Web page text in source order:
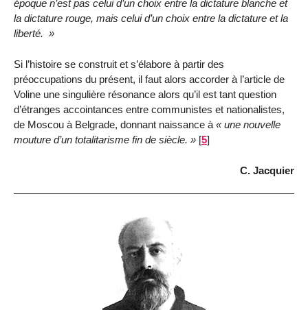
époque n’est pas celui d’un choix entre la dictature blanche et
la dictature rouge, mais celui d’un choix entre la dictature et la
liberté.
Si l’histoire se construit et s’élabore à partir des
préoccupations du présent, il faut alors accorder à l’article de
Voline une singulière résonance alors qu’il est tant question
d’étranges accointances entre communistes et nationalistes,
de Moscou à Belgrade, donnant naissance à
une nouvelle
mouture d’un totalitarisme fin de siècle.
[5]
C. Jacquier